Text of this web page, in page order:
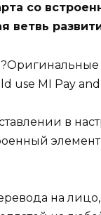
со
ветвь
use MI Pay
в
на